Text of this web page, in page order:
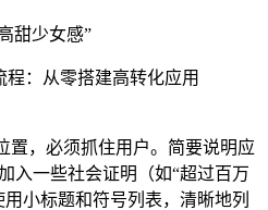
甜少女感”
置，必须抓住用户。简要说明应
入一些社会证明（如“超过百万
小标题和符号列表，清晰地列